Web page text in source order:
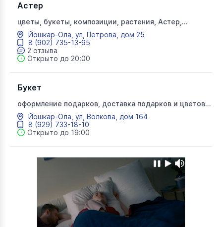
Астер
цветы, букеты, композиции, растения, Астер,
сувениры, доставка цветов
Йошкар-Ола, ул, Петрова, дом 25
8 (902) 735-13-95
2 отзыва
Открыто до 20:00
Букет
оформление подарков, доставка подарков и цветов,
букет
Йошкар-Ола, ул, Волкова, дом 164
8 (929) 733-18-10
Открыто до 19:00